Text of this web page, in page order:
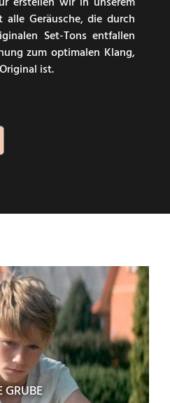
Geräusche, die durch
Set-Tons entfallen
zum optimalen Klang,
ist.
GRUBE